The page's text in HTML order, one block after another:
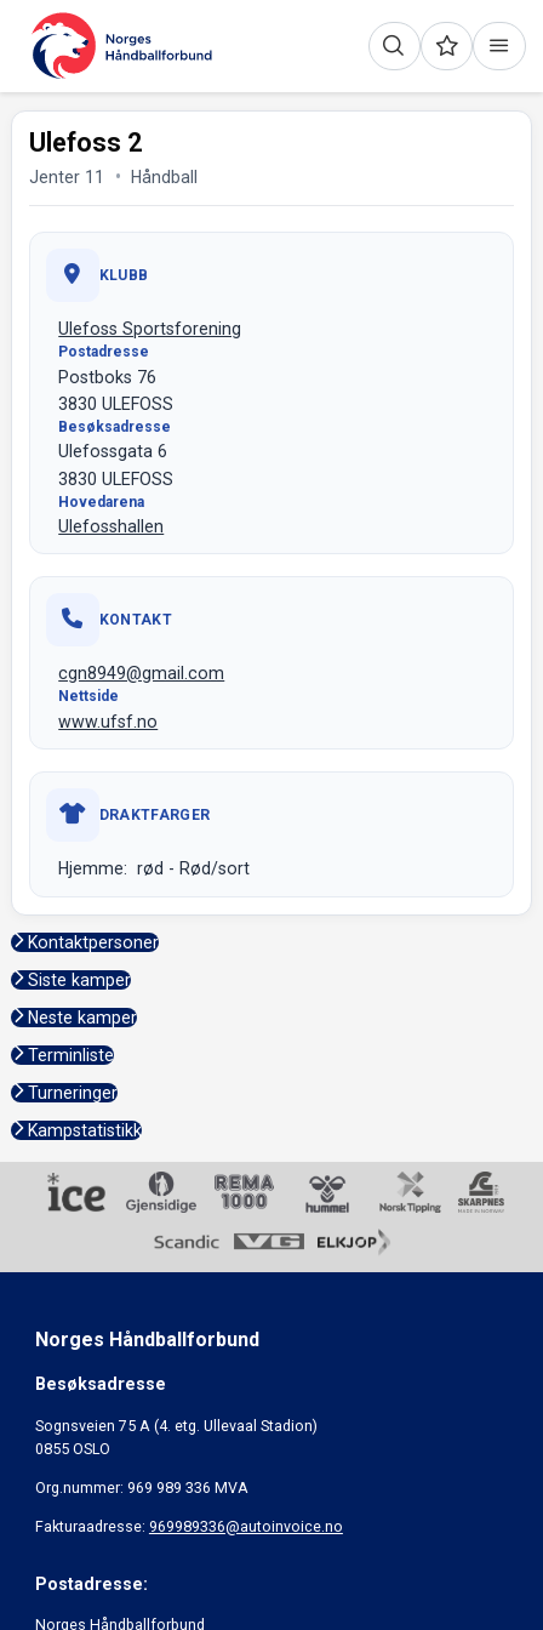
Ulefoss 2
Jenter 11 Håndball
KLUBB
Ulefoss Sportsforening
Postadresse
Postboks 76
3830 ULEFOSS
Besøksadresse
Ulefossgata 6
3830 ULEFOSS
Hovedarena
Ulefosshallen
KONTAKT
cgn8949@gmail.com
Nettside
www.ufsf.no
DRAKTFARGER
Hjemme: rød - Rød/sort
Kontaktpersoner
Siste kamper
Neste kamper
Terminliste
Turneringer
Kampstatistikk
Norges Håndballforbund
Besøksadresse
Sognsveien 75 A (4. etg. Ullevaal Stadion)
0855 OSLO
Org.nummer: 969 989 336 MVA
Fakturaadresse: 969989336@autoinvoice.no
Postadresse:
Norges Håndballforbund